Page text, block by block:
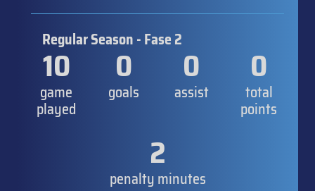
Regular Season - Fase 2
10
game
played
0
goals
0
assist
0
total
points
2
penalty minutes